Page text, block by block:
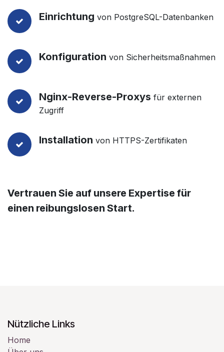
Einrichtung von PostgreSQL-Datenbanken
Konfiguration von Sicherheitsmaßnahmen
Nginx-Reverse-Proxys für externen
Zugriff
Installation von HTTPS-Zertifikaten
Vertrauen Sie auf unsere Expertise für
einen reibungslosen Start.
Nützliche Links
Home